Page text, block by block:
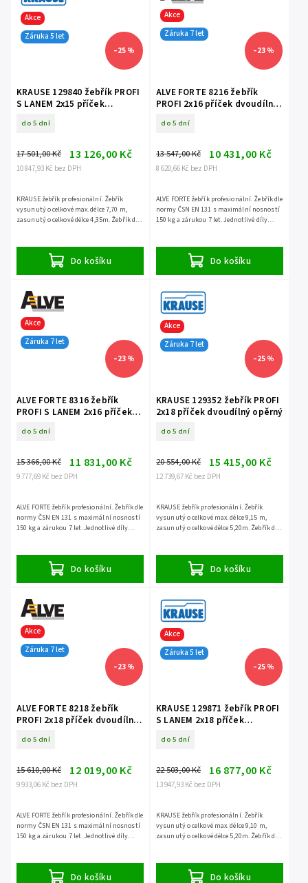
Akce
Záruka 5 let
–25 %
KRAUSE 129840 žebřík PROFI
S LANEM 2x15 příček
do 5 dní
10 847,93 Kč bez DPH
17 501,00 Kč 13 126,00 Kč
Do košíku
KRAUSE žebřík profesionální. Žebřík
vysunutý o celkové max. délce 7,70 m,
zasunutý o celkové délce 4,35m. Žebřík dle
Akce
Záruka 7 let
–23 %
ALVE FORTE 8216 žebřík
PROFI 2x16 příček dvoudílný
do 5 dní
8 620,66 Kč bez DPH
13 547,00 Kč 10 431,00 Kč
Do košíku
ALVE FORTE žebřík profesionální. Žebřík dle
normy ČSN EN 131 s maximální nosností
150 kg a zárukou 7 let. Jednotlivé díly
Akce
Záruka 7 let
–23 %
ALVE FORTE 8316 žebřík
PROFI S LANEM 2x16 příček
do 5 dní
9 777,69 Kč bez DPH
15 366,00 Kč 11 831,00 Kč
Do košíku
ALVE FORTE žebřík profesionální. Žebřík dle
normy ČSN EN 131 s maximální nosností
150 kg a zárukou 7 let. Jednotlivé díly
Akce
Záruka 7 let
–25 %
KRAUSE 129352 žebřík PROFI
2x18 příček dvoudílný opěrný
do 5 dní
12 739,67 Kč bez DPH
20 554,00 Kč 15 415,00 Kč
Do košíku
KRAUSE žebřík profesionální. Žebřík
vysunutý o celkové max. délce 9,15 m,
zasunutý o celkové délce 5,20m. Žebřík dle
Akce
Záruka 7 let
–23 %
ALVE FORTE 8218 žebřík
PROFI 2x18 příček dvoudílný
do 5 dní
9 933,06 Kč bez DPH
15 610,00 Kč 12 019,00 Kč
Do košíku
ALVE FORTE žebřík profesionální. Žebřík dle
normy ČSN EN 131 s maximální nosností
150 kg a zárukou 7 let. Jednotlivé díly
Akce
Záruka 5 let
–25 %
KRAUSE 129871 žebřík PROFI
S LANEM 2x18 příček
do 5 dní
13 947,93 Kč bez DPH
22 503,00 Kč 16 877,00 Kč
Do košíku
KRAUSE žebřík profesionální. Žebřík
vysunutý o celkové max. délce 9,10 m,
zasunutý o celkové délce 5,20m. Žebřík dle